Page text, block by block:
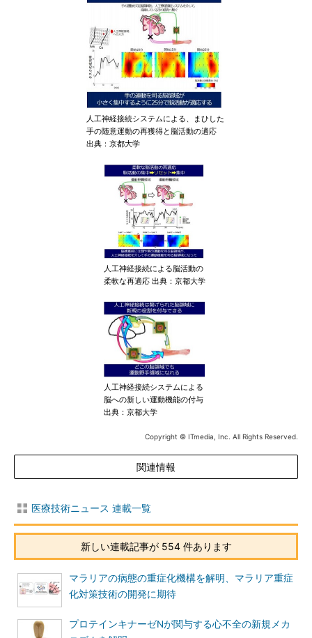
人工神経接続システムによる、まひした
手の随意運動の再獲得と脳活動の適応
出典：京都大学
人工神経接続による脳活動の
柔軟な再適応 出典：京都大学
人工神経接続システムによる
脳への新しい運動機能の付与
出典：京都大学
Copyright © ITmedia, Inc. All Rights Reserved.
関連情報
医療技術ニュース 連載一覧
新しい連載記事が 554 件あります
マラリアの病態の重症化機構を解明、マラリア重症
化対策技術の開発に期待
プロテインキナーゼNが関与する心不全の新規メカ